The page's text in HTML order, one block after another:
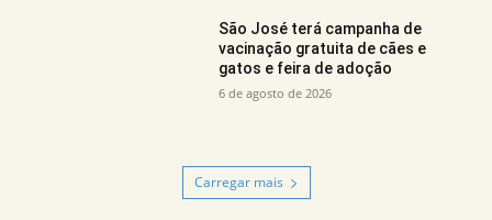
São José terá campanha de
vacinação gratuita de cães e
gatos e feira de adoção
6 de agosto de 2026
Carregar mais